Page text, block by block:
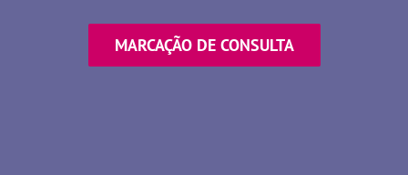
MARCAÇÃO DE CONSULTA